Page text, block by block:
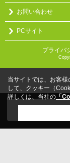
お問い合わせ
PCサイト
プライバ
こちら
当サイトでは、お客
して、クッキー（
詳しくは、当社の 「